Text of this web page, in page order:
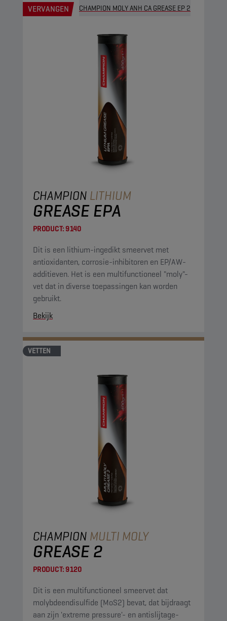
VERVANGEN CHAMPION MOLY ANH CA GREASE EP 2
CHAMPION LITHIUM
GREASE EPA
PRODUCT:9140
Dit is een lithium-ingedikt smeervet met
antioxidanten, corrosie-inhibitoren en EP/AW-
additieven. Het is een multifunctioneel "moly"-
vet dat in diverse toepassingen kan worden
gebruikt.
Bekijk
VETTEN
CHAMPION MULTI MOLY
GREASE 2
PRODUCT:9120
Dit is een multifunctioneel smeervet dat
molybdeendisulfide (MoS2) bevat, dat bijdraagt
aan zijn 'extreme pressure'- en antislijtage-